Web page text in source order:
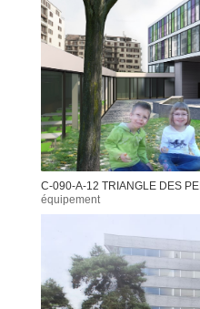
C-090-A-12 TRIANGLE DES
équipement